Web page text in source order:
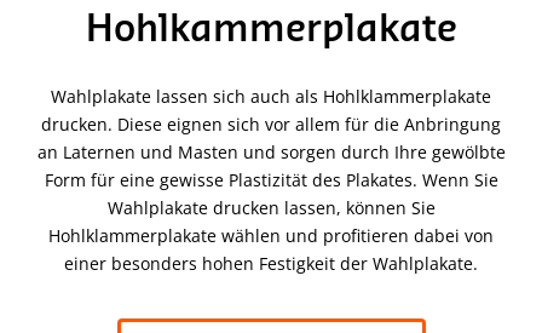
Hohlkammerplakate
Wahlplakate lassen sich auch als Hohlklammerplakate
drucken. Diese eignen sich vor allem für die Anbringung
an Laternen und Masten und sorgen durch Ihre gewölbte
Form für eine gewisse Plastizität des Plakates. Wenn Sie
Wahlplakate drucken lassen, können Sie
Hohlklammerplakate wählen und profitieren dabei von
einer besonders hohen Festigkeit der Wahlplakate.